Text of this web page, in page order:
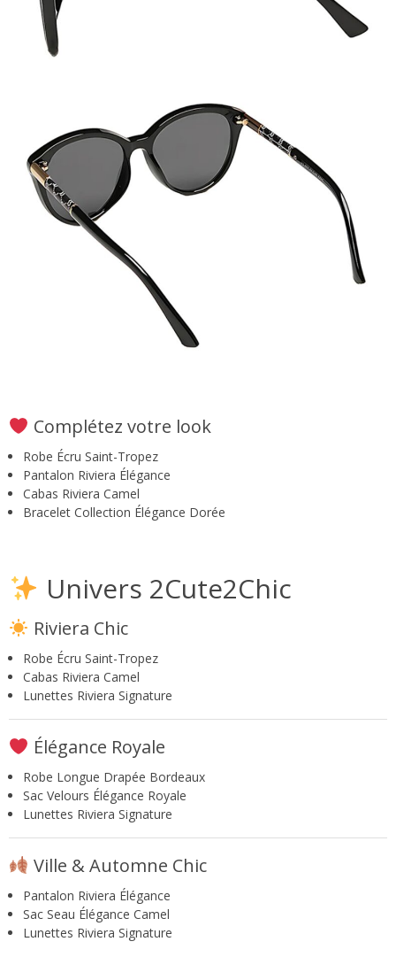
Complétez votre look
Robe Écru Saint-Tropez
Pantalon Riviera Élégance
Cabas Riviera Camel
Bracelet Collection Élégance Dorée
Univers 2Cute2Chic
Riviera Chic
Robe Écru Saint-Tropez
Cabas Riviera Camel
Lunettes Riviera Signature
Élégance Royale
Robe Longue Drapée Bordeaux
Sac Velours Élégance Royale
Lunettes Riviera Signature
Ville & Automne Chic
Pantalon Riviera Élégance
Sac Seau Élégance Camel
Lunettes Riviera Signature